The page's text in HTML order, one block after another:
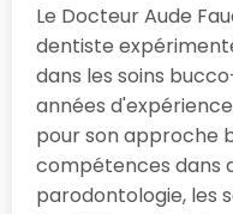
Le Docteur Aude
dentiste
dans les soins
années
pour son approche
compétences dans
parodontologie, les